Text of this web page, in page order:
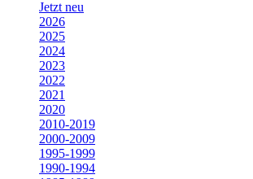
Jetzt neu
2026
2025
2024
2023
2022
2021
2020
2010-2019
2000-2009
1995-1999
1990-1994